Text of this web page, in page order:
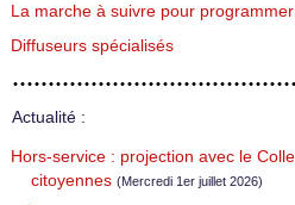
La marche à suivre pour
Diffuseurs spécialisés
Actualité :
Hors-service : projection avec le
citoyennes (Mercredi 1er juillet 2026)